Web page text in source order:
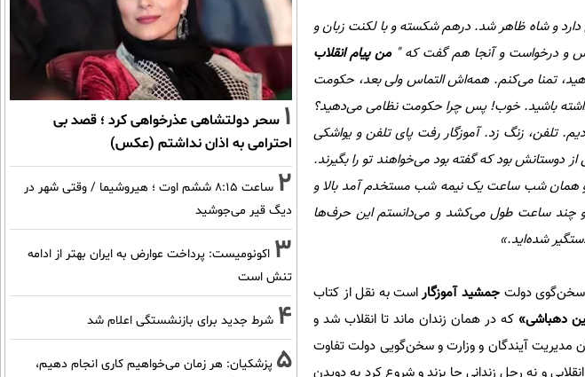
دارد و شاه ظاهر شد. در‌هم شکسته و با لکنت زبان و
و درخواست و آنجا هم گفت که "من پیام انقلاب
تمنا می‌کنم. همه‌اش التماس ولی بعد، حکومت
باشید. خوب! پس چرا حکومت نظامی می‌دهید؟
تلفن، زنگ زد. آموزگار رفت پای تلفن و یواشکی
بود که گفته بود می‌خواهند تو را بگیرند.
و همان شب ساعت یک نیمه شب مستخدم آمد بالا و
چند ساعت طول می‌کشد و می‌دانستم این حرف‌ها
سخن‌گوی دولت جمشید آموزگاراست به نقل از کتاب
دهباشی» که در همان زندان ماند تا انقلاب شد و
مدیریت آیندگان و وزارت و سخن‌گویی دولت تفاوت
انقلابی و نه رجل زندانی جا بزند و شروع کرد به دویدن
1 سحر دولتشاهی عذرخواهی کرد ؛ قصد بی
احترامی به اذان نداشتم (عکس)
2
ساعت ۸:۱۵ ششم اوت ؛ هیروشیما / وقتی شهر در
دیگ قیر می‌جوشید
3 اکونومیست: پرداخت عوارض به ایران بهتر از ادامه
تنش است
4 شرط جدید برای بازنشستگی اعلام شد
5 پزشکیان: هر زمان می‌خواهیم کاری انجام دهیم،